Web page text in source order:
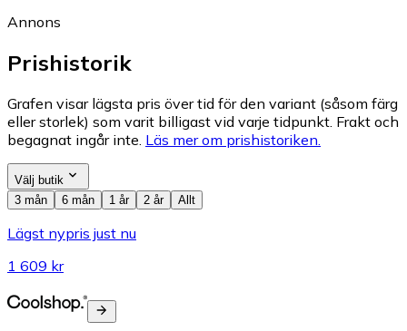
Annons
Prishistorik
Grafen visar lägsta pris över tid för den variant (såsom färg
eller storlek) som varit billigast vid varje tidpunkt. Frakt och
begagnat ingår inte. Läs mer om prishistoriken.
Välj butik
3 mån
6 mån 1 år 2 år Allt
Lägst nypris just nu
1 609 kr